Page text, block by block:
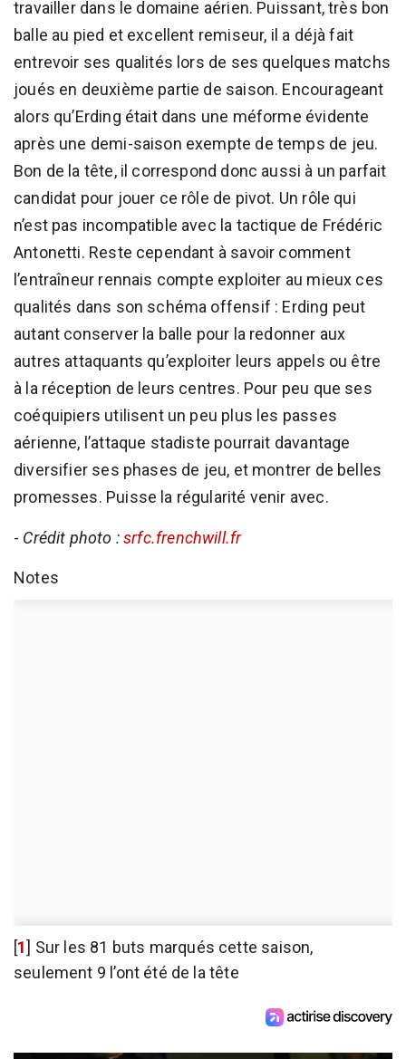
travailler dans le domaine aérien. Puissant, très bon
balle au pied et excellent remiseur, il a déjà fait
entrevoir ses qualités lors de ses quelques matchs
joués en deuxième partie de saison. Encourageant
alors qu’Erding était dans une méforme évidente
après une demi-saison exempte de temps de jeu.
Bon de la tête, il correspond donc aussi à un parfait
candidat pour jouer ce rôle de pivot. Un rôle qui
n’est pas incompatible avec la tactique de Frédéric
Antonetti. Reste cependant à savoir comment
l’entraîneur rennais compte exploiter au mieux ces
qualités dans son schéma offensif : Erding peut
autant conserver la balle pour la redonner aux
autres attaquants qu’exploiter leurs appels ou être
à la réception de leurs centres. Pour peu que ses
coéquipiers utilisent un peu plus les passes
aérienne, l’attaque stadiste pourrait davantage
diversifier ses phases de jeu, et montrer de belles
promesses. Puisse la régularité venir avec.
- Crédit photo :srfc.frenchwill.fr
Notes
[1] Sur les 81 buts marqués cette saison,
seulement 9 l’ont été de la tête